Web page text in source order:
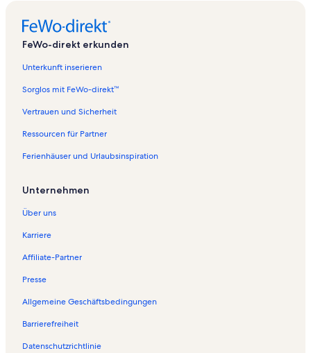
FeWo-direkt erkunden
Unterkunft inserieren
Sorglos mit FeWo-direkt™
Vertrauen und Sicherheit
Ressourcen für Partner
Ferienhäuser und Urlaubsinspiration
Unternehmen
Über uns
Karriere
Affiliate-Partner
Presse
Allgemeine Geschäftsbedingungen
Barrierefreiheit
Datenschutzrichtlinie